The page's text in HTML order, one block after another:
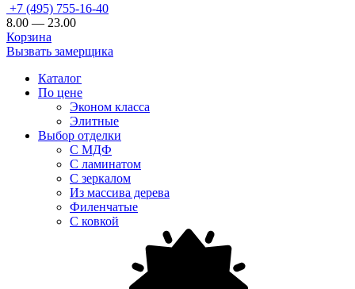
+7 (495) 755-16-40
8.00 — 23.00
Корзина
Вызвать замерщика
Каталог
По цене
Эконом класса
Элитные
Выбор отделки
С МДФ
С ламинатом
С зеркалом
Из массива дерева
Филенчатые
С ковкой